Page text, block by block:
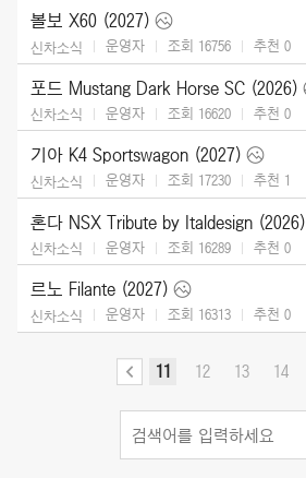
볼보 X60 (2027)
신차소식 운영자 조회 16756 추천 0
포드 Mustang Dark Horse SC (2026)
신차소식 운영자 조회 16620 추천 0
기아 K4 Sportswagon (2027)
신차소식 운영자 조회 17230 추천 1
혼다 NSX Tribute by Italdesign (2026)
신차소식 운영자 조회 16289 추천 0
르노 Filante (2027)
신차소식 운영자 조회 16313 추천 0
11 12 13 14